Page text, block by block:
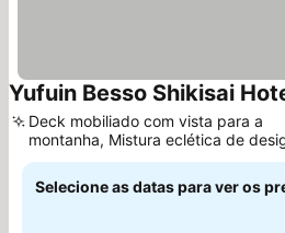
Yufuin Besso Shikisai
Deck mobiliado com vista para a
montanha, Mistura eclética de
japonês e ocidental
Selecione as datas para ver os